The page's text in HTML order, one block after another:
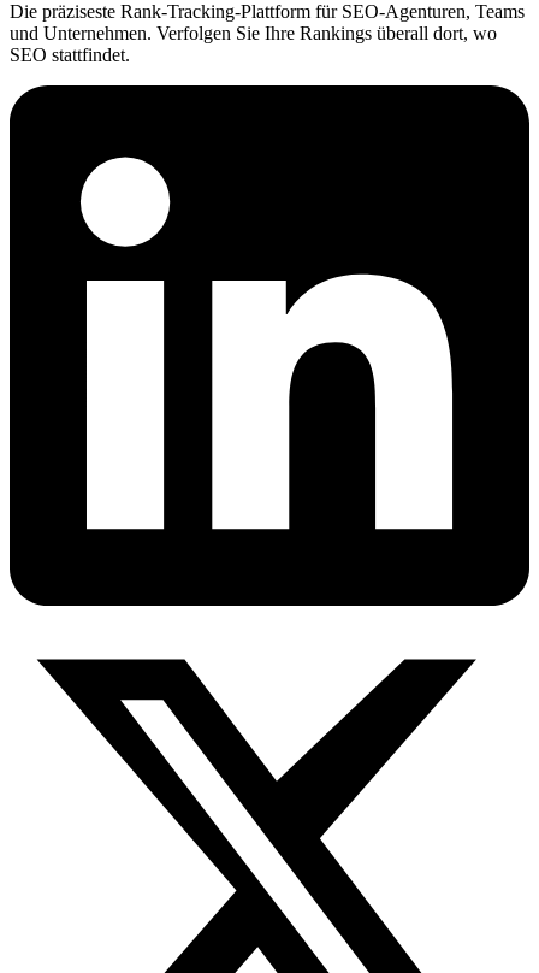
Die präziseste Rank-Tracking-Plattform für SEO-Agenturen, Teams
und Unternehmen. Verfolgen Sie Ihre Rankings überall dort, wo
SEO stattfindet.